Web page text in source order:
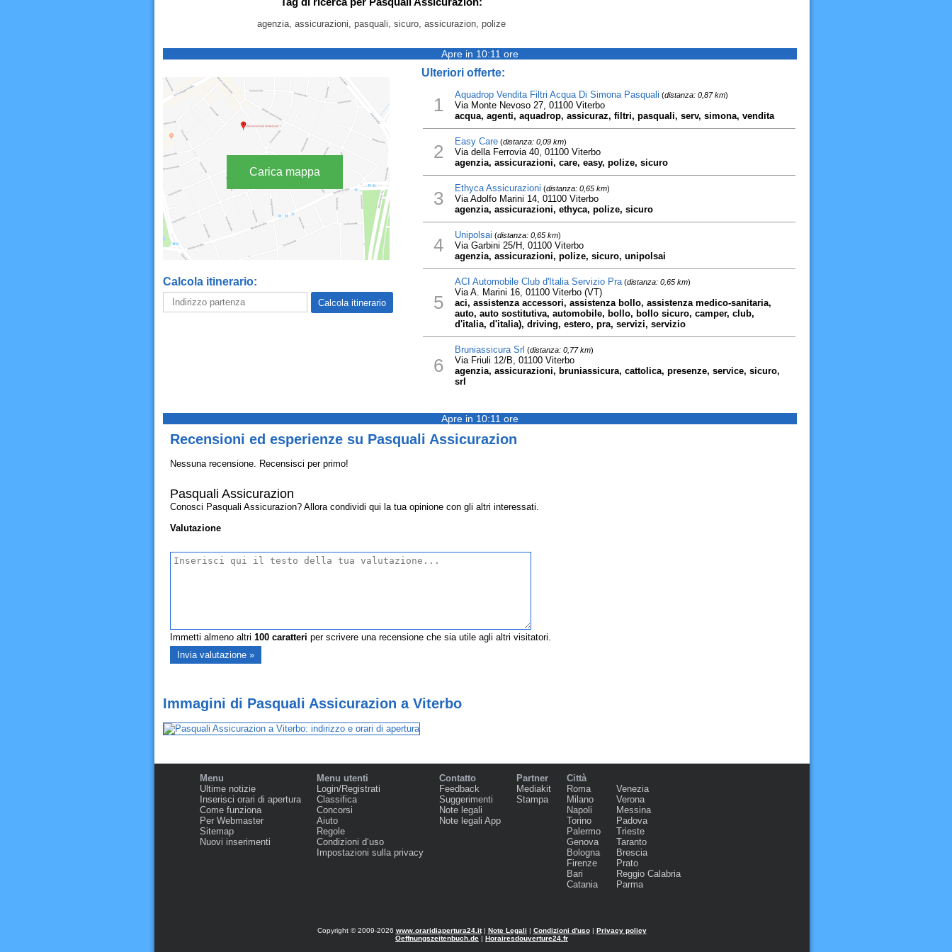
agenzia, assicurazioni, pasquali, sicuro, assicurazion, polize
Apre in 10:11 ore
Carica mappa
Calcola itinerario:
Ulteriori offerte:
1 Aquadrop Vendita Filtri Acqua Di Simona Pasquali (distanza: 0,87 km)
Via Monte Nevoso 27, 01100 Viterbo
acqua, agenti, aquadrop, assicuraz, filtri, pasquali, serv, simona, vendita
2 Easy Care(distanza: 0,09 km)
Via della Ferrovia 40, 01100 Viterbo
agenzia, assicurazioni, care, easy, polize, sicuro
3 Ethyca Assicurazioni (distanza: 0,65 km)
Via Adolfo Marini 14, 01100 Viterbo
agenzia, assicurazioni, ethyca, polize, sicuro
4 Unipolsai (distanza: 0,65 km)
Via Garbini 25/H, 01100 Viterbo
agenzia, assicurazioni, polize, sicuro, unipolsai
5
ACI Automobile Club d'Italia Servizio Pra(distanza: 0,65 km)
Via A. Marini 16, 01100 Viterbo (VT)
aci, assistenza accessori, assistenza bollo, assistenza medico-sanitaria,
auto, auto sostitutiva, automobile, bollo, bollo sicuro, camper, club,
d'italia, d'italia), driving, estero, pra, servizi, servizio
6
Bruniassicura Srl (distanza: 0,77 km)
Via Friuli 12/B, 01100 Viterbo
agenzia, assicurazioni, bruniassicura, cattolica, presenze, service, sicuro,
srl
Apre in 10:11 ore
Recensioni ed esperienze su Pasquali Assicurazion
Nessuna recensione. Recensisci per primo!
Pasquali Assicurazion
Conosci Pasquali Assicurazion? Allora condividi qui la tua opinione con gli altri interessati.
Valutazione
Immetti almeno altri 100caratteri per scrivere una recensione che sia utile agli altri visitatori.
Immagini di Pasquali Assicurazion a Viterbo
Menu
Ultime notizie
Inserisci orari di apertura
Come funziona
Per Webmaster
Sitemap
Nuovi inserimenti
Menu utenti
Login/Registrati
Classifica
Concorsi
Aiuto
Regole
Condizioni d‘uso
Impostazioni sulla privacy
Contatto
Feedback
Suggerimenti
Note legali
Note legali App
Partner
Mediakit
Stampa
Città
Roma
Milano
Napoli
Torino
Palermo
Genova
Bologna
Firenze
Bari
Catania
Venezia
Verona
Messina
Padova
Trieste
Taranto
Brescia
Prato
Reggio Calabria
Parma
Copyright © 2009-2026 www.oraridiapertura24.it| Note Legali | Condizioni d'uso| Privacy policy
Oeffnungszeitenbuch.de | Horairesdouverture24.fr